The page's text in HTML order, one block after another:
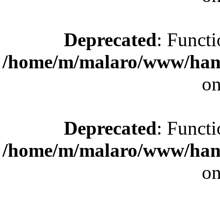
Deprecated:
/home/m/malaro/www/
Deprecated:
/home/m/malaro/www/